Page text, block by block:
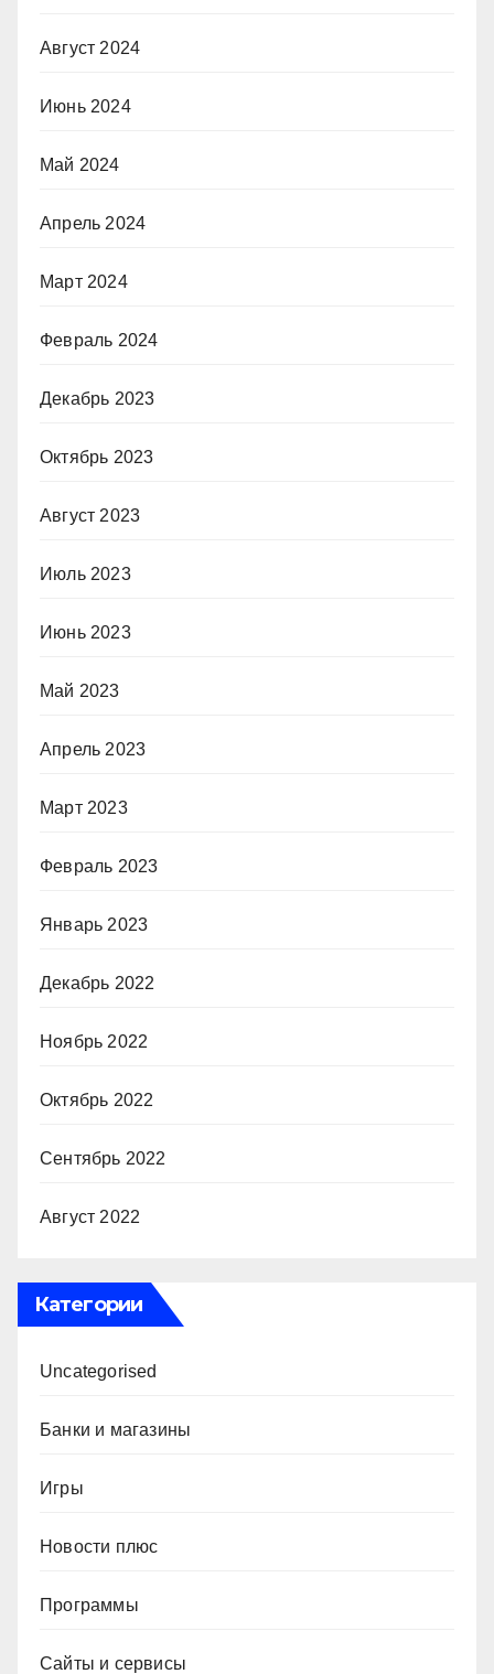
Август 2024
Июнь 2024
Май 2024
Апрель 2024
Март 2024
Февраль 2024
Декабрь 2023
Октябрь 2023
Август 2023
Июль 2023
Июнь 2023
Май 2023
Апрель 2023
Март 2023
Февраль 2023
Январь 2023
Декабрь 2022
Ноябрь 2022
Октябрь 2022
Сентябрь 2022
Август 2022
Категории
Uncategorised
Банки и магазины
Игры
Новости плюс
Программы
Сайты и сервисы